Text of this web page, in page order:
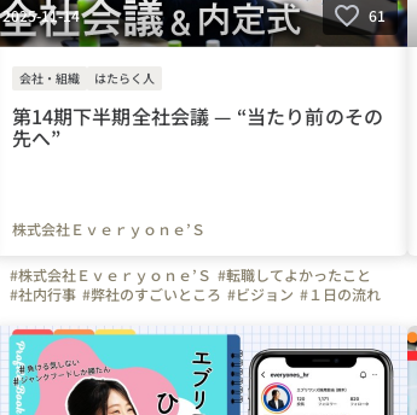
2025-11-14 61
会社・組織 はたらく人
第14期下半期全社会議 — “当たり前のその
先へ”
株式会社Ｅｖｅｒｙｏｎｅ’Ｓ
#株式会社Ｅｖｅｒｙｏｎｅ’Ｓ #転職してよかったこと
#社内行事 #弊社のすごいところ #ビジョン #１日の流れ
#ベンチャー #通信 #携帯 #Wi-Fi #インターネット
#愛知県
#大阪府 #三重県 #静岡県 #京都府
#兵庫県 #広島県 #岡山県 #東海 #名古屋市 #関西
#大阪市
#エブリワンズの人たち #通信ベンチャー